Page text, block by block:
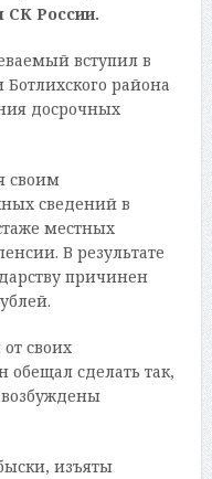
СК России.
вступил в
района
досрочных
своим
сведений в
местных
В результате
причинен
своих
сделать так,
изъяты